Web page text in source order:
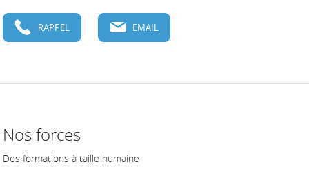
RAPPEL EMAIL
Nos forces
Des formations à taille humaine